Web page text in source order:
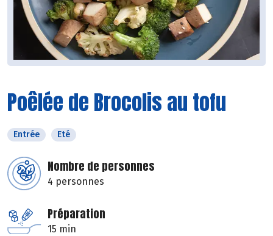
Poêlée de Brocolis au tofu
Entrée Eté
Nombre de personnes
4 personnes
Préparation
15 min